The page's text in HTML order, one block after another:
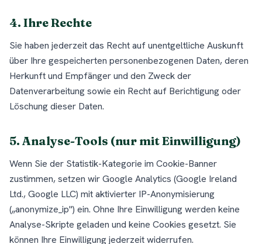
4. Ihre Rechte
Sie haben jederzeit das Recht auf unentgeltliche Auskunft
über Ihre gespeicherten personenbezogenen Daten, deren
Herkunft und Empfänger und den Zweck der
Datenverarbeitung sowie ein Recht auf Berichtigung oder
Löschung dieser Daten.
5. Analyse-Tools (nur mit Einwilligung)
Wenn Sie der Statistik-Kategorie im Cookie-Banner
zustimmen, setzen wir Google Analytics (Google Ireland
Ltd., Google LLC) mit aktivierter IP-Anonymisierung
(„anonymize_ip") ein. Ohne Ihre Einwilligung werden keine
Analyse-Skripte geladen und keine Cookies gesetzt. Sie
können Ihre Einwilligung jederzeit widerrufen.